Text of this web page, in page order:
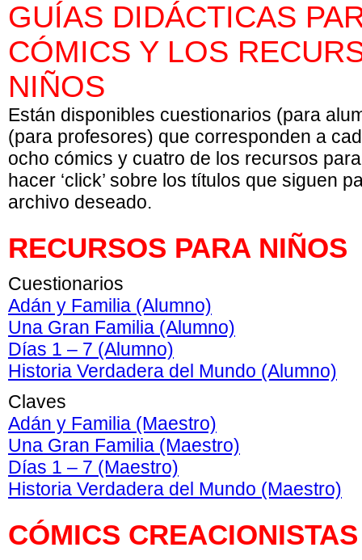
GUÍAS DIDÁCTICAS
CÓMICS Y LOS
NIÑOS
Están disponibles cuestionarios (para
(para profesores) que corresponden a
ocho cómics y cuatro de los recursos
hacer ‘click’ sobre los títulos que siguen
archivo deseado.
RECURSOS PARA NIÑOS
Cuestionarios
Adán y Familia (Alumno)
Una Gran Familia (Alumno)
Días 1 – 7 (Alumno)
Historia Verdadera del Mundo (Alumno)
Claves
Adán y Familia (Maestro)
Una Gran Familia (Maestro)
Días 1 – 7 (Maestro)
Historia Verdadera del Mundo (Maestro)
CÓMICS CREACIONISTAS